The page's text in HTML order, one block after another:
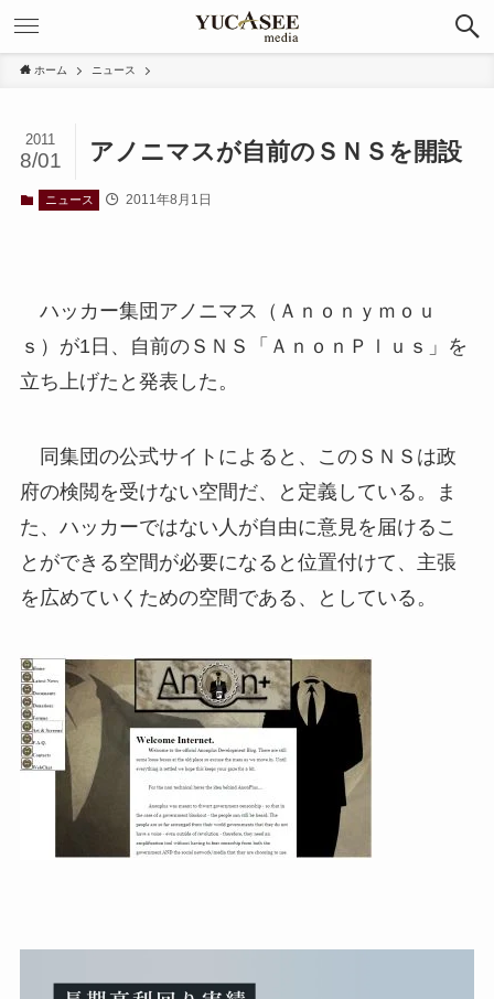
ホーム ニュース
アノニマスが自前のＳＮＳを開設
2011
8/01
ニュース 2011年8月1日
ハッカー集団アノニマス（Ａｎｏｎｙｍｏｕ
ｓ）が1日、自前のＳＮＳ「ＡｎｏｎＰｌｕｓ」を
立ち上げたと発表した。
同集団の公式サイトによると、このＳＮＳは政
府の検閲を受けない空間だ、と定義している。ま
た、ハッカーではない人が自由に意見を届けるこ
とができる空間が必要になると位置付けて、主張
を広めていくための空間である、としている。